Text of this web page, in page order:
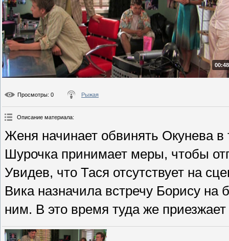
Просмотры: 0 Рыжая
Описание материала:
Женя начинает обвинять Окунева
Шурочка принимает меры, чтобы
Увидев, что Тася отсутствует на
Вика назначила встречу Борису на
ним. В это время туда же